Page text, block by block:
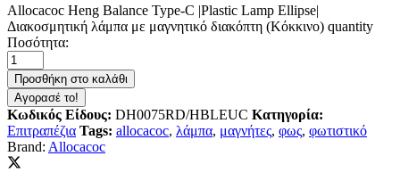
Allocacoc Heng Balance Type-C |Plastic Lamp Ellipse|
Διακοσμητική λάμπα με μαγνητικό διακόπτη (Κόκκινο) quantity
Ποσότητα:
Προσθήκη στο καλάθι
Αγορασέ το!
Κωδικός Είδους: DH0075RD/HBLEUC Κατηγορία:
Επιτραπέζια Tags: allocacoc, λάμπα, μαγνήτες, φως, φωτιστικό
Brand: Allocacoc